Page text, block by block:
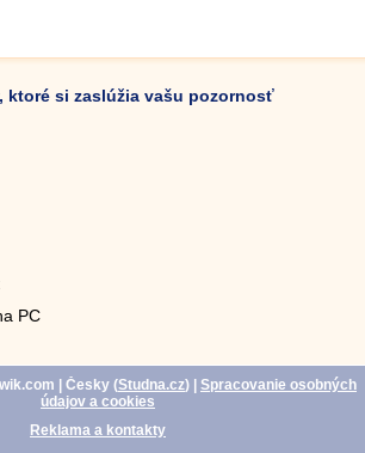
ktoré si zaslúžia vašu pozornosť
PC
| Česky (Studna.cz)
Spracovanie osobných
údajov a cookies
Reklama a kontakty